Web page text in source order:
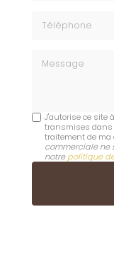
J'autorise ce site
transmises dans
traitement de ma
commerciale ne
notrepolitique